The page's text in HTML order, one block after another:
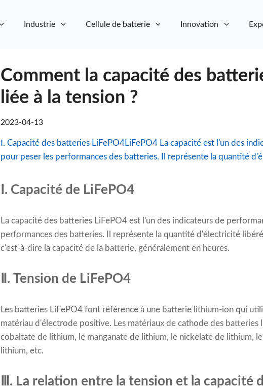
Industrie Cellule de batterie Innovation
Comment la capacité des
liée à la tension ?
2023-04-13
Ⅰ. Capacité des batteries LiFePO4LiFePO4 La capacité est l'un des
pour peser les performances des batteries. Il représente la quantité
Ⅰ. Capacité de LiFePO4
La capacité des batteries LiFePO4 est l'un des indicateurs de
performances des batteries. Il représente la quantité d'électricité
c'est-à-dire la capacité de la batterie, généralement en heures.
Ⅱ. Tension de LiFePO4
Les batteries LiFePO4 font référence à une batterie lithium-ion qui
matériau d'électrode positive. Les matériaux de cathode des
cobaltate de lithium, le manganate de lithium, le nickelate de lithium,
lithium, etc.
Ⅲ. La relation entre la tension et la capacité